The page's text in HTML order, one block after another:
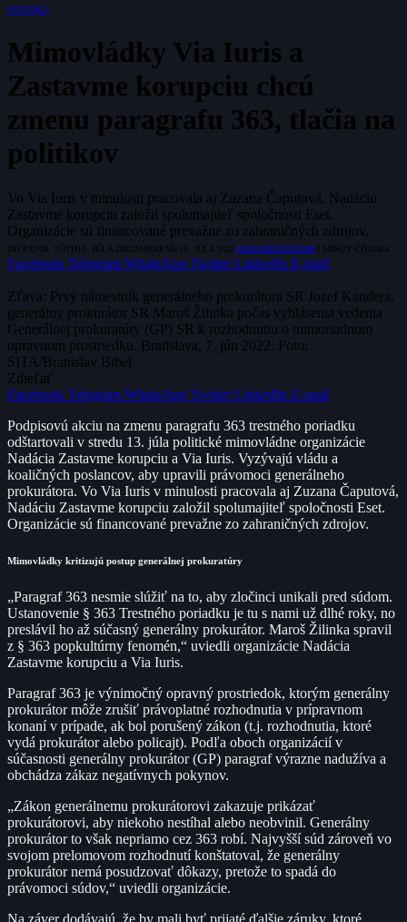
POLITIKA
Mimovládky Via Iuris a
Zastavme korupciu chcú
zmenu paragrafu 363, tlačia na
politikov
Vo Via Iuris v minulosti pracovala aj Zuzana Čaputová, Nadáciu
Zastavme korupciu založil spolumajiteľ spoločnosti Eset.
Organizácie sú financované prevažne zo zahraničných zdrojov.
OD PAVOL TÓTH 13. JÚLA 2022 ZMENENÉ: 13. JÚLA 2022 NEKOMENTOVANÉ 2 MINÚT ČÍTANIA
Facebook Telegram WhatsApp Twitter LinkedIn E-mail
Zľava: Prvý námestník generálneho prokurátora SR Jozef Kandera,
generálny prokurátor SR Maroš Žilinka počas vyhlásenia vedenia
Generálnej prokuratúry (GP) SR k rozhodnutiu o mimoriadnom
opravnom prostriedku. Bratislava, 7. jún 2022. Foto:
SITA/Branislav Bibel
Zdieľať
Facebook Telegram WhatsApp Twitter LinkedIn E-mail
Podpisovú akciu na zmenu paragrafu 363 trestného poriadku
odštartovali v stredu 13. júla politické mimovládne organizácie
Nadácia Zastavme korupciu a Via Iuris. Vyzývajú vládu a
koaličných poslancov, aby upravili právomoci generálneho
prokurátora. Vo Via Iuris v minulosti pracovala aj Zuzana Čaputová,
Nadáciu Zastavme korupciu založil spolumajiteľ spoločnosti Eset.
Organizácie sú financované prevažne zo zahraničných zdrojov.
Mimovládky kritizujú postup generálnej prokuratúry
„Paragraf 363 nesmie slúžiť na to, aby zločinci unikali pred súdom.
Ustanovenie § 363 Trestného poriadku je tu s nami už dlhé roky, no
preslávil ho až súčasný generálny prokurátor. Maroš Žilinka spravil
z § 363 popkultúrny fenomén,“ uviedli organizácie Nadácia
Zastavme korupciu a Via Iuris.
Paragraf 363 je výnimočný opravný prostriedok, ktorým generálny
prokurátor môže zrušiť právoplatné rozhodnutia v prípravnom
konaní v prípade, ak bol porušený zákon (t.j. rozhodnutia, ktoré
vydá prokurátor alebo policajt). Podľa oboch organizácií v
súčasnosti generálny prokurátor (GP) paragraf výrazne nadužíva a
obchádza zákaz negatívnych pokynov.
„Zákon generálnemu prokurátorovi zakazuje prikázať
prokurátorovi, aby niekoho nestíhal alebo neobvinil. Generálny
prokurátor to však nepriamo cez 363 robí. Najvyšší súd zároveň vo
svojom prelomovom rozhodnutí konštatoval, že generálny
prokurátor nemá posudzovať dôkazy, pretože to spadá do
právomoci súdov,“ uviedli organizácie.
Na záver dodávajú, že by mali byť prijaté ďalšie záruky, ktoré